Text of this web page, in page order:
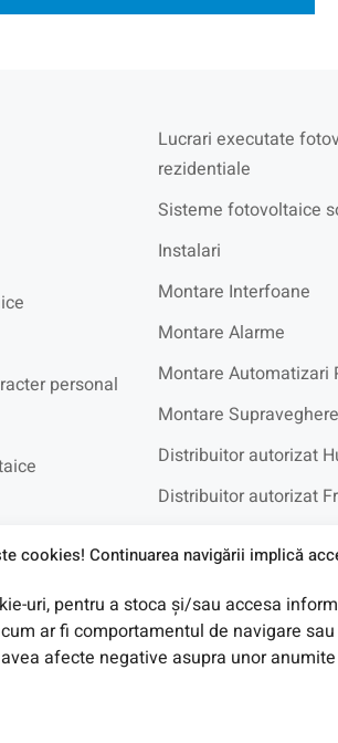
cookies! Continuarea navigării implică
uri, pentru a stoca și/sau accesa
ar fi comportamentul de navigare
afecte negative asupra unor
personal
Lucrari executate
rezidentiale
Sisteme fotovoltaice
Instalari
Montare Interfoane
Montare Alarme
Montare Automatizari
Montare
Distribuitor autorizat
Distribuitor autorizat